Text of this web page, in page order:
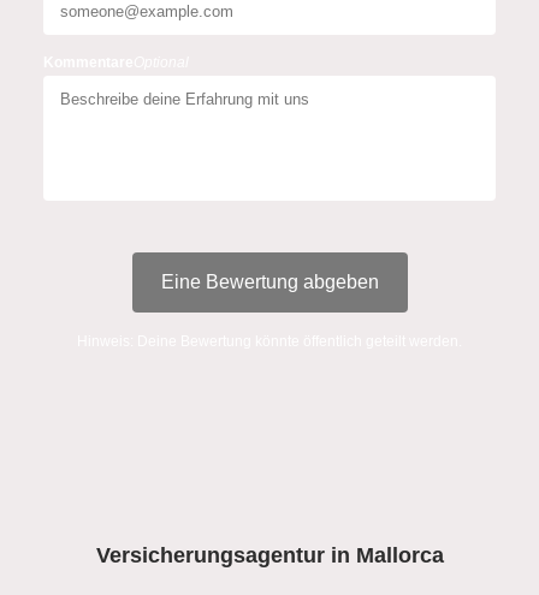
Eine Bewertung abgeben
Versicherungsagentur in Mallorca